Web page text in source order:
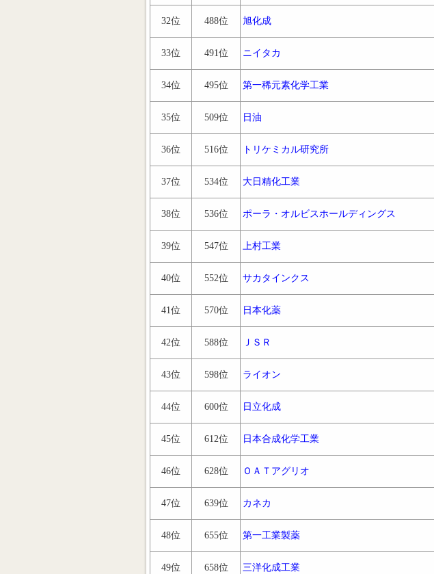
32位 488位 旭化成
33位 491位 ニイタカ
34位 495位 第一稀元素化学工業
35位 509位 日油
36位 516位 トリケミカル研究所
37位 534位 大日精化工業
38位 536位 ポーラ・オルビスホールディングス
39位 547位 上村工業
40位 552位 サカタインクス
41位 570位 日本化薬
42位 588位 ＪＳＲ
43位 598位 ライオン
44位 600位 日立化成
45位 612位 日本合成化学工業
46位 628位 ＯＡＴアグリオ
47位 639位 カネカ
48位 655位 第一工業製薬
49位 658位 三洋化成工業